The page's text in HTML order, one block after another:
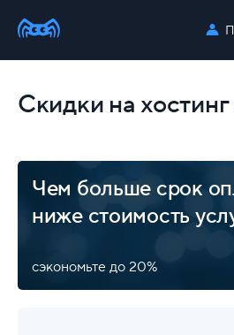
Скидки на хостинг
Чем больше срок
ниже стоимость
сэкономьте до 20%